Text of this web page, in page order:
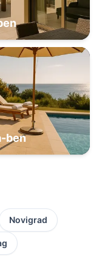
ben
Novigrad